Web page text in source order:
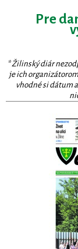
Pre
* Žilinský diár
je ich
vhodné si dátum